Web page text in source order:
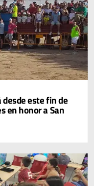
desde este fin de
en honor a San